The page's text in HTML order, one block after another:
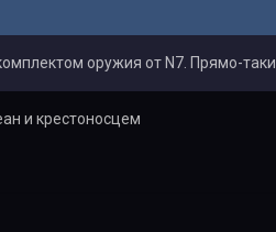
оружия от N7. Прямо-
и крестоносцем